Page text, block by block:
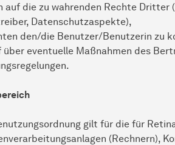
auf die zu wahrenden Rechte Dritter
Datenschutzaspekte),
den/die Benutzer/Benutzerin zu
eventuelle Maßnahmen des
gilt für die für
(Rechnern),